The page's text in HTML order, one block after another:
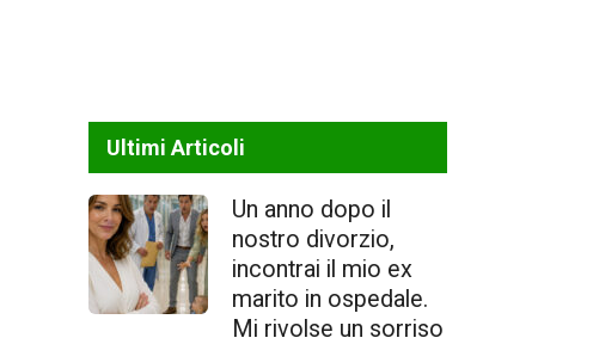
Ultimi Articoli
Un anno dopo il
nostro divorzio,
incontrai il mio ex
marito in ospedale.
Mi rivolse un sorriso